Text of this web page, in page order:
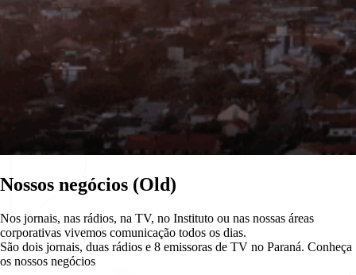
Nossos negócios (Old)
Nos jornais, nas rádios, na TV, no Instituto ou nas nossas áreas
corporativas vivemos comunicação todos os dias.
São dois jornais, duas rádios e 8 emissoras de TV no Paraná. Conheça
os nossos negócios